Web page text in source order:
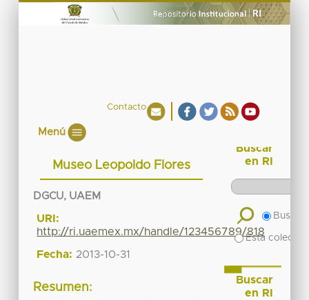
Contacto
Menú
Museo Leopoldo Flores
DGCU, UAEM
URI:
http://ri.uaemex.mx/handle/123456789/818
Fecha: 2013-10-31
Resumen:
Buscar
en RI
Buscar
Esta
Buscar
en RI